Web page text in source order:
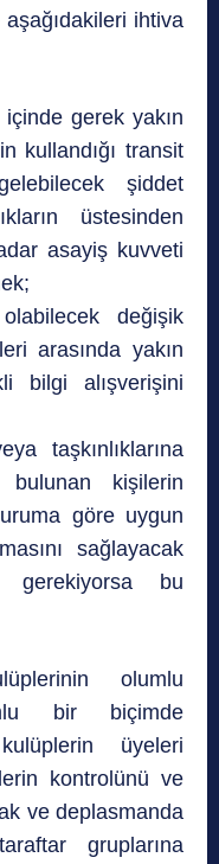
ihtiva
gerek yakın
kullandığı transit
şiddet
üstesinden
asayiş kuvveti
değişik
arasında yakın
bilgi alışverişini
taşkınlıklarına
kişilerin
göre uygun
sağlayacak
gerekiyorsa bu
olumlu
bir biçimde
üyeleri
kontrolünü ve
ve deplasmanda
gruplarına